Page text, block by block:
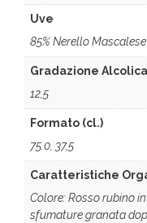
Uve
85% Nerello
Gradazione
12,5
Formato (cl.)
75.0, 37,5
Caratteristiche
Colore: Rosso rubino
sfumature granata